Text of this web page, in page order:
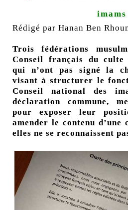
imams
Rédigé par Hanan Ben
Trois fédérations
Conseil français du culte
qui n’ont pas signé la
visant à structurer le
Conseil national des
déclaration commune,
pour exposer leur
amender le contenu d’une
elles ne se reconnaissent